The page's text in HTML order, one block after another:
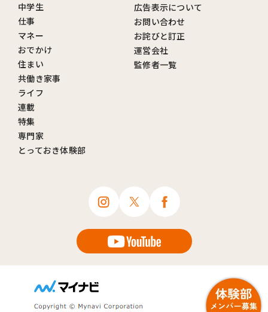
中学生
仕事
マネー
おでかけ
住まい
共働き家事
ライフ
連載
特集
専門家
とっておき体験部
広告表示について
お問い合わせ
お詫びと訂正
運営会社
監修者一覧